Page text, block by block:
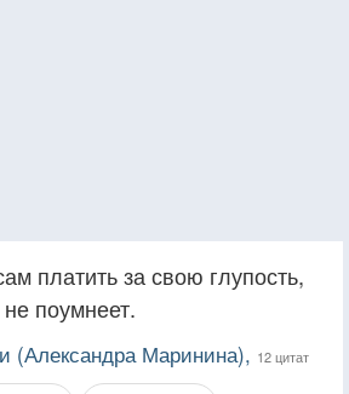
платить за свою глупость,
поумнеет.
(Александра Маринина), 12 цитат